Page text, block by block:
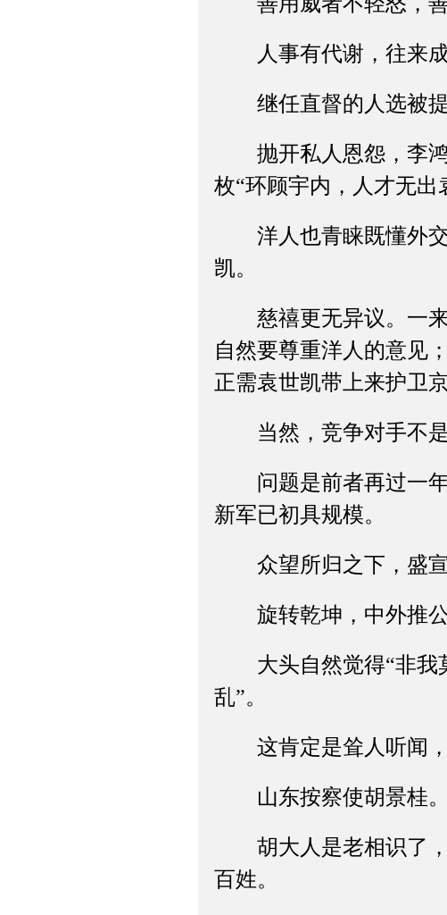
人事有代谢，往来成
继任直督的人选被提
抛开私人恩怨，李鸿
枚“环顾宇内，人才无出
洋人也青睐既懂外交
凯。
慈禧更无异议。一来
自然要尊重洋人的意见
正需袁世凯带上来护卫
当然，竞争对手不是
问题是前者再过一年
新军已初具规模。
众望所归之下，盛宣
旋转乾坤，中外推公
大头自然觉得“非我莫
乱”。
这肯定是耸人听闻，
山东按察使胡景桂。
胡大人是老相识了，
百姓。